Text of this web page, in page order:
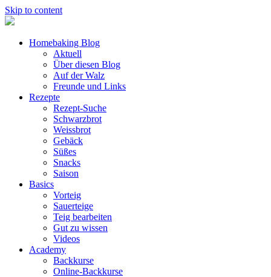
Skip to content
Homebaking Blog
Aktuell
Über diesen Blog
Auf der Walz
Freunde und Links
Rezepte
Rezept-Suche
Schwarzbrot
Weissbrot
Gebäck
Süßes
Snacks
Saison
Basics
Vorteig
Sauerteige
Teig bearbeiten
Gut zu wissen
Videos
Academy
Backkurse
Online-Backkurse